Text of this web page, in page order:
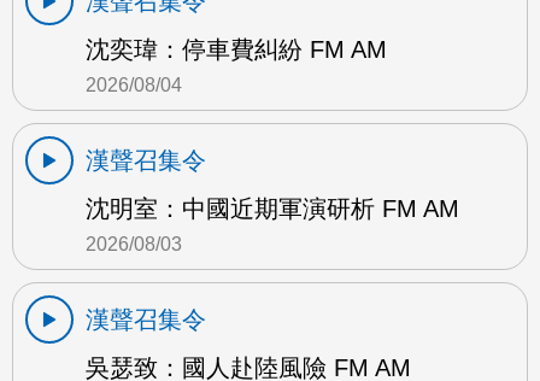
沈奕瑋：停車費糾紛 FM AM
2026/08/04
漢聲召集令
沈明室：中國近期軍演研析 FM AM
2026/08/03
漢聲召集令
吳瑟致：國人赴陸風險 FM AM